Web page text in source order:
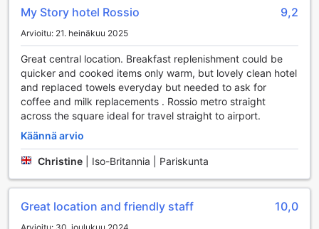
miellyttävän lämpötilan riippumatta siitä, kuinka kuuma
Lissabonin aurinko paistaa. Huoneiden modernit
mukavuudet, kuten taulu-tv satelliitti- ja kaapelikanavilla,
tarjoavat mahdollisuuden nauttia viihteestä omassa
rauhassa, kun taas hyvin varusteltu minibaari houkuttelee
virkistävillä juomilla.
Lisäksi huoneet on varustettu hiustenkuivaajalla, joka tekee
hiusten laittamisesta vaivatonta ja nopeaa. Korkealaatuiset
kylpytuotteet ja pehmeät pyyhkeet tuovat lisää ylellisyyden
tunnetta, ja puhtaat vuodevaatteet takaavat, että saat
rauhallisen yöunen. My Story Hotel Rossion huoneet
yhdistävät tyylikkään muotoilun ja käytännölliset
mukavuudet, luoden täydellisen ympäristön
unohtumattomalle oleskelulle Lissabonissa.
My Story hotel Rossio 9,2
Arvioitu: 21. heinäkuu 2025
Great central location. Breakfast replenishment could be
quicker and cooked items only warm, but lovely clean hotel
and replaced towels everyday but needed to ask for
coffee and milk replacements . Rossio metro straight
across the square ideal for travel straight to airport.
Käännä arvio
Christine Iso-Britannia | Pariskunta
Great location and friendly staff 10,0